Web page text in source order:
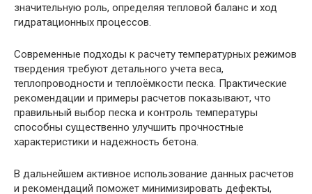
значительную роль, определяя тепловой баланс и ход
гидратационных процессов.
Современные подходы к расчету температурных режимов
твердения требуют детального учета веса,
теплопроводности и теплоёмкости песка. Практические
рекомендации и примеры расчетов показывают, что
правильный выбор песка и контроль температуры
способны существенно улучшить прочностные
характеристики и надежность бетона.
В дальнейшем активное использование данных расчетов
и рекомендаций поможет минимизировать дефекты,